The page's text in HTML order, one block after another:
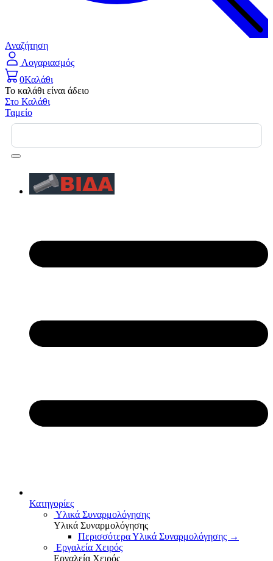
Αναζήτηση
Λογαριασμός
0Καλάθι
Το καλάθι είναι άδειο
Στο Καλάθι
Ταμείο
Κατηγορίες
Υλικά Συναρμολόγησης
Υλικά Συναρμολόγησης
Περισσότερα Υλικά Συναρμολόγησης →
Εργαλεία Χειρός
Εργαλεία Χειρός